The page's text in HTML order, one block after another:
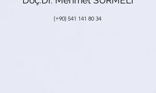
(+90) 541 141 80 34